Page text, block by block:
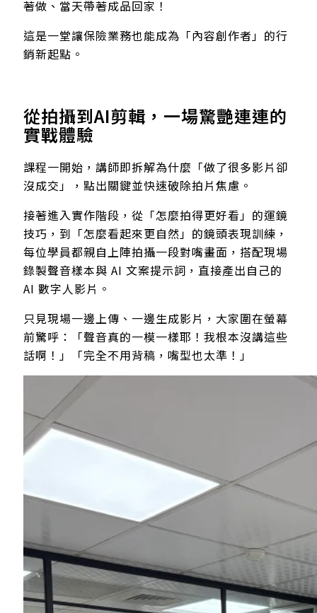
著做、當天帶著成品回家！
這是一堂讓保險業務也能成為「內容創作者」的行
銷新起點。
從拍攝到AI剪輯，一場驚艷連連的
實戰體驗
課程一開始，講師即拆解為什麼「做了很多影片卻
沒成交」，點出關鍵並快速破除拍片焦慮。
接著進入實作階段，從「怎麼拍得更好看」的運鏡
技巧，到「怎麼看起來更自然」的鏡頭表現訓練，
每位學員都親自上陣拍攝一段對嘴畫面，搭配現場
錄製聲音樣本與 AI 文案提示詞，直接產出自己的
AI 數字人影片。
只見現場一邊上傳、一邊生成影片，大家圍在螢幕
前驚呼：「聲音真的一模一樣耶！我根本沒講這些
話啊！」「完全不用背稿，嘴型也太準！」